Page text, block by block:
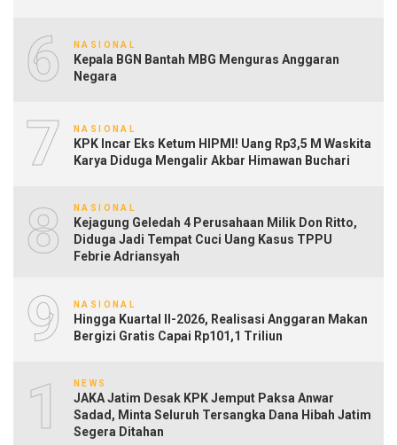
6 NASIONAL
Kepala BGN Bantah MBG Menguras Anggaran
Negara
7 NASIONAL
KPK Incar Eks Ketum HIPMI! Uang Rp3,5 M Waskita
Karya Diduga Mengalir Akbar Himawan Buchari
8 NASIONAL
Kejagung Geledah 4 Perusahaan Milik Don Ritto,
Diduga Jadi Tempat Cuci Uang Kasus TPPU
Febrie Adriansyah
9 NASIONAL
Hingga Kuartal II-2026, Realisasi Anggaran Makan
Bergizi Gratis Capai Rp101,1 Triliun
10
NEWS
JAKA Jatim Desak KPK Jemput Paksa Anwar
Sadad, Minta Seluruh Tersangka Dana Hibah Jatim
Segera Ditahan